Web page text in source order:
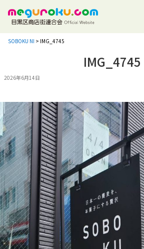
SOBOKU NI > IMG_4745
IMG_4745
2026年6月14日